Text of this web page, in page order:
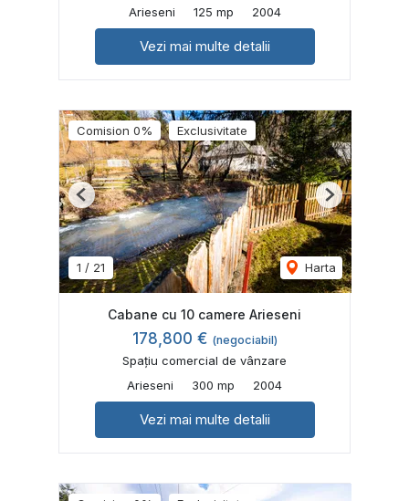
Arieseni
125 mp 2004
Vezi mai multe detalii
Comision 0% Exclusivitate
1 / 21 Harta
Previous Next
Cabane cu 10 camere Arieseni
178,800 € (negociabil)
Spațiu comercial de vânzare
Arieseni
300 mp 2004
Vezi mai multe detalii